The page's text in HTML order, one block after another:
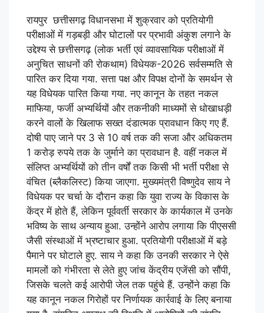
रायपुर छत्तीसगढ़ विधानसभा में शुक्रवार को प्रतियोगी
परीक्षाओं में गड़बड़ी और घोटालों पर प्रभावी अंकुश लगाने के
उद्देश्य से छत्तीसगढ़ (लोक भर्ती एवं व्यावसायिक परीक्षाओं में
अनुचित साधनों की रोकथाम) विधेयक-2026 सर्वसम्मति से
पारित कर दिया गया. सत्ता पक्ष और विपक्ष दोनों के समर्थन से
यह विधेयक पारित किया गया. नए कानून के तहत नकल
माफिया, फर्जी अभ्यर्थियों और तकनीकी माध्यमों से धोखाधड़ी
करने वालों के खिलाफ सख्त दंडात्मक प्रावधान किए गए हैं.
दोषी पाए जाने पर 3 से 10 वर्ष तक की सजा और अधिकतम
1 करोड़ रुपये तक के जुर्माने का प्रावधान है. वहीं नकल में
संलिप्त अभ्यर्थियों को तीन वर्षों तक किसी भी भर्ती परीक्षा से
वंचित (ब्लैकलिस्ट) किया जाएगा. मुख्यमंत्री विष्णुदेव साय ने
विधेयक पर चर्चा के दौरान कहा कि युवा राज्य के विकास के
केंद्र में होते हैं, लेकिन पूर्ववर्ती सरकार के कार्यकाल में उनके
भविष्य के साथ अन्याय हुआ. उन्होंने आरोप लगाया कि पीएससी
जैसी संस्थाओं में भ्रष्टाचार हुआ. प्रतियोगी परीक्षाओं में बड़े
पैमाने पर घोटाले हुए. साय ने कहा कि उनकी सरकार ने ऐसे
मामलों को गंभीरता से लेते हुए जांच केंद्रीय एजेंसी को सौंपी,
जिसके चलते कई आरोपी जेल तक पहुंचे हैं. उन्होंने कहा कि
यह कानून नकल गिरोहों पर निर्णायक कार्रवाई के लिए बनाया